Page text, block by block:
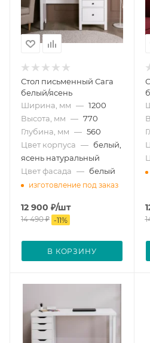
Стол письменный Сага
белый/ясень
Ширина, мм — 1200
Высота, мм — 770
Глубина, мм — 560
Цвет корпуса — белый,
ясень натуральный
Цвет фасада — белый
изготовление под заказ
12 900 ₽/шт
14 490₽ -11%
В КОРЗИНУ